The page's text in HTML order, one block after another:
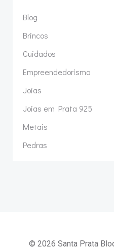
Blog
Brincos
Cuidados
Empreendedorismo
Joias
Joias em Prata 925
Metais
Pedras
© 2026 Santa Prata